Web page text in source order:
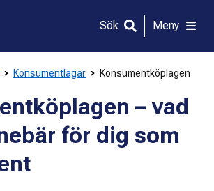
Sök Meny
Konsumentlagar Konsumentköplagen
– vad
för dig som